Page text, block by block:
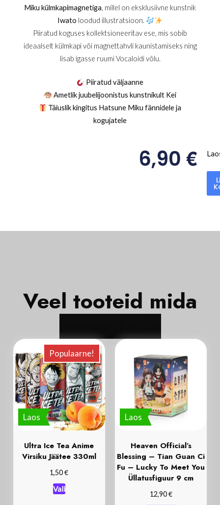
Miku külmkapimagnetiga, millel on eksklusiivne kunstnik
Iwato loodud illustratsioon.
Piiratud koguses kollektsioneeritav ese, mis sobib
ideaalselt külmkapi või magnettahvli kaunistamiseks ning
lisab igasse ruumi Vocaloidi võlu.
Piiratud väljaanne
Ametlik juubelijoonistus kunstnikult Kei
Täiuslik kingitus Hatsune Miku fännidele ja
kogujatele
6,90€
Veel tooteid mida
Laos
Populaarne!
Ultra Ice Tea Anime
Virsiku Jäätee 330ml
1,50€
Vali
Laos
Heaven Official’s
Blessing – Tian Guan Ci
Fu – Lucky To Meet You
Üllatusfiguur 9 cm
12,90€